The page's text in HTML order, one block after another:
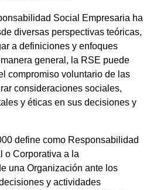
Social Empresaria ha
diversas perspectivas teóricas,
a definiciones y enfoques
general, la RSE puede
compromiso voluntario de las
consideraciones sociales,
y éticas en sus decisiones y
define como Responsabilidad
o Corporativa a la
una Organización ante los
y actividades